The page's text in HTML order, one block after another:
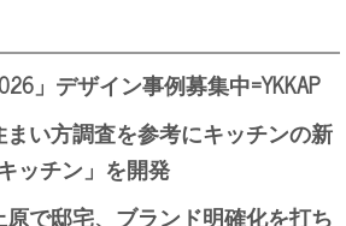
」デザイン事例募集中=YKKAP
い方調査を参考にキッチンの新
ッチン」を開発
で邸宅、ブランド明確化を打ち